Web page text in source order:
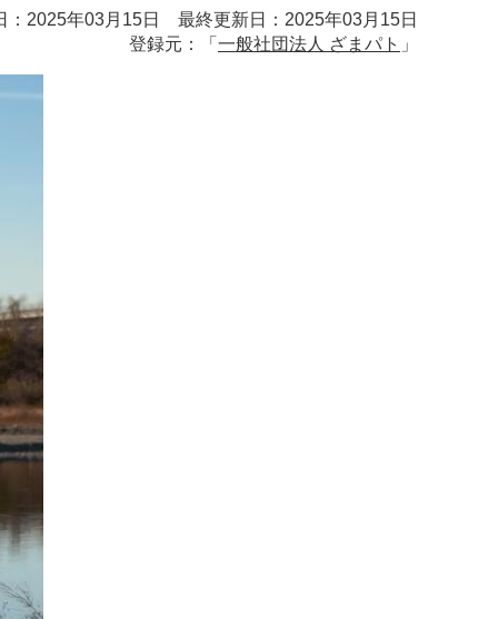
：2025年03月15日 最終更新日：2025年03月15日
登録元：「 一般社団法人 ざまパト 」